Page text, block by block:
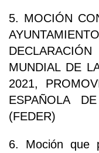
5. MOCIÓN
MUNDIAL DE
2021,
ESPAÑOLA
(FEDER)
6. Moción que